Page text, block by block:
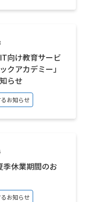
向け教育サービ
クアカデミー」
らせ
お知らせ
季休業期間のお
お知らせ